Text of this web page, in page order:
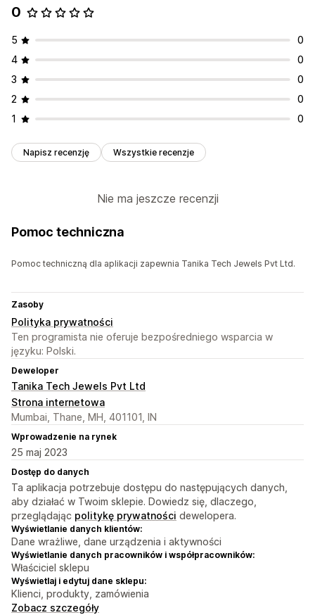
0
5
0
4
0
3
0
2
0
1
0
Napisz recenzję Wszystkie recenzje
Nie ma jeszcze recenzji
Pomoc techniczna
Pomoc techniczną dla aplikacji zapewnia Tanika Tech Jewels Pvt Ltd.
Zasoby
Polityka prywatności
Ten programista nie oferuje bezpośredniego wsparcia w
języku: Polski.
Deweloper
Tanika Tech Jewels Pvt Ltd
Strona internetowa
Mumbai, Thane, MH, 401101, IN
Wprowadzenie na rynek
25 maj 2023
Dostęp do danych
Ta aplikacja potrzebuje dostępu do następujących danych,
aby działać w Twoim sklepie. Dowiedz się, dlaczego,
przeglądając politykę prywatności dewelopera.
Wyświetlanie danych klientów:
Dane wrażliwe, dane urządzenia i aktywności
Wyświetlanie danych pracowników i współpracowników:
Właściciel sklepu
Wyświetlaj i edytuj dane sklepu:
Klienci, produkty, zamówienia
Zobacz szczegóły